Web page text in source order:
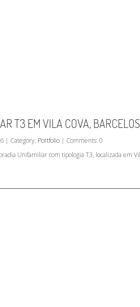
T3 EM VILA COVA,
| Category: Portfolio | Comments: 0
Unifamiliar com tipologia T3, localizada em